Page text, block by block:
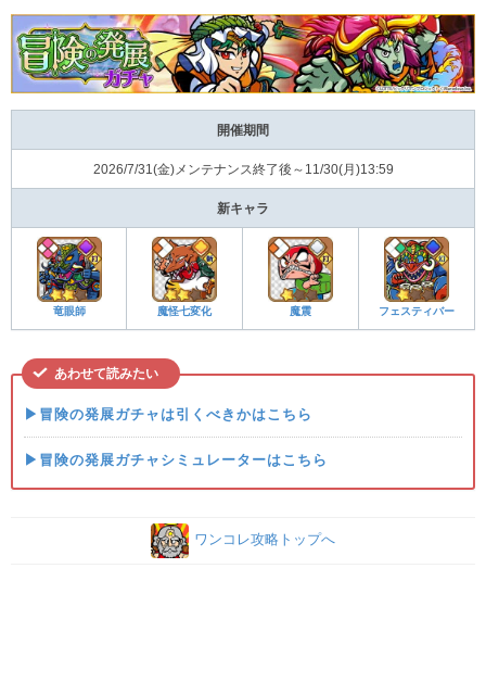
開催期間
2026/7/31(金)メンテナンス終了後～11/30(月)13:59
新キャラ
竜眼師 魔怪七変化 魔震 フェスティバー
あわせて読みたい
▶冒険の発展ガチャは引くべきかはこちら
▶冒険の発展ガチャシミュレーターはこちら
ワンコレ攻略トップへ